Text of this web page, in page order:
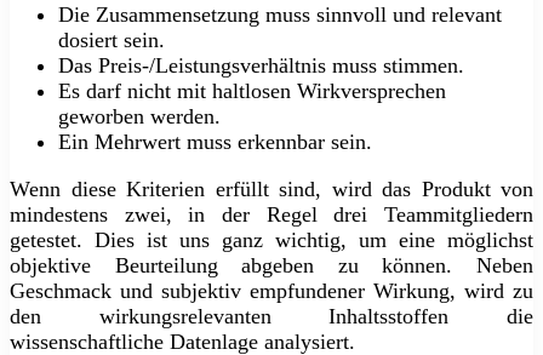
Die Zusammensetzung muss sinnvoll und relevant
dosiert sein.
Das Preis-/Leistungsverhältnis muss stimmen.
Es darf nicht mit haltlosen Wirkversprechen
geworben werden.
Ein Mehrwert muss erkennbar sein.
Wenn diese Kriterien erfüllt sind, wird das Produkt von
mindestens zwei, in der Regel drei Teammitgliedern
getestet. Dies ist uns ganz wichtig, um eine möglichst
objektive Beurteilung abgeben zu können. Neben
Geschmack und subjektiv empfundener Wirkung, wird zu
den wirkungsrelevanten Inhaltsstoffen die
wissenschaftliche Datenlage analysiert.